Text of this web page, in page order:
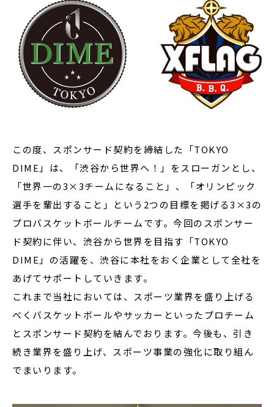
この度、スポンサード契約を締結した「TOKYO
DIME」は、「渋谷から世界へ！」をスローガンとし、
「世界一の3×3チームになること」、「オリンピック
選手を輩出すること」という2つの目標を掲げる3×3の
プロバスケットボールチームです。今回のスポンサー
ド契約に伴い、渋谷から世界を目指す「TOKYO
DIME」の活躍を、渋谷に本社をおく企業として全社を
あげてサポートしていきます。
これまで当社においては、スポーツ業界を盛り上げる
べくバスケットボールやサッカーといったプロチーム
とスポンサード契約を結んでおります。今後も、引き
続き業界を盛り上げ、スポーツ事業の強化に取り組ん
でまいります。